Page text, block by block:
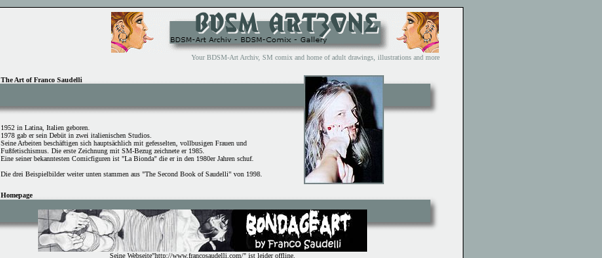
Your BDSM-Art Archiv, SM comix and home of adult drawings, illustrations and more
The Art of Franco Saudelli
1952 in Latina, Italien geboren.
1978 gab er sein Debüt in zwei italienischen Studios.
Seine Arbeiten beschäftigen sich hauptsächlich mit gefesselten, vollbusigen Frauen und
Fußfetischismus. Die erste Zeichnung mit SM-Bezug zeichnete er 1985.
Eine seiner bekanntesten Comicfiguren ist "La Bionda" die er in den 1980er Jahren schuf.
Die drei Beispielbilder weiter unten stammen aus "The Second Book of Saudelli" von 1998.
Homepage
Seine Webseite"http://www.francosaudelli.com/" ist leider offline.